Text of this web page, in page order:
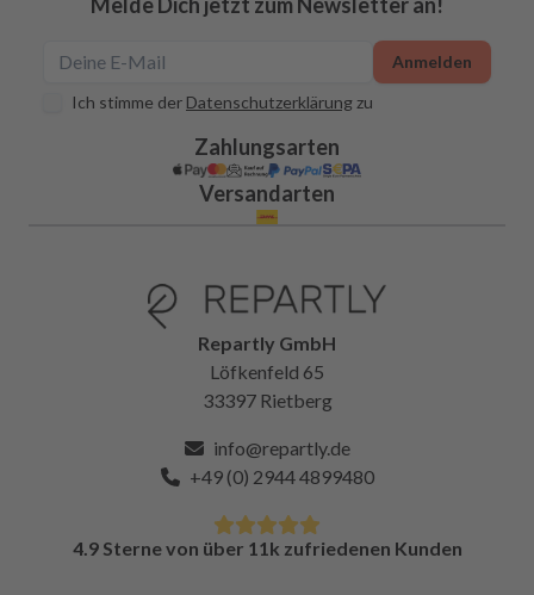
Ich stimme der Datenschutzerklärung zu
Anmelden
Zahlungsarten
Versandarten
Repartly GmbH
Löfkenfeld 65
33397 Rietberg
info@repartly.de
+49 (0) 2944 4899480
4.9 Sterne von über 11k zufriedenen Kunden